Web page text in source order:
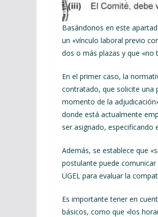
Basándonos en este
un «vínculo laboral previo
dos o más plazas y que «no
En el primer caso, la
contratado, que solicite una
momento de la
donde está actualmente
ser asignado,
Además, se establece que
postulante puede
UGEL para evaluar la
Es importante tener en
básicos, como que «los